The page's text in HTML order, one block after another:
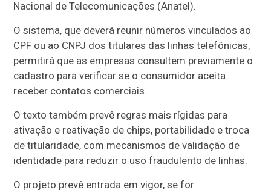
Nacional de Telecomunicações (Anatel).
O sistema, que deverá reunir números vinculados ao
CPF ou ao CNPJ dos titulares das linhas telefônicas,
permitirá que as empresas consultem previamente o
cadastro para verificar se o consumidor aceita
receber contatos comerciais.
O texto também prevê regras mais rígidas para
ativação e reativação de chips, portabilidade e troca
de titularidade, com mecanismos de validação de
identidade para reduzir o uso fraudulento de linhas.
O projeto prevê entrada em vigor, se for